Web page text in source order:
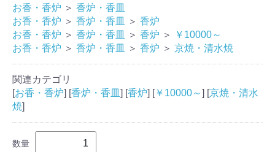
お香・香炉 ＞ 香炉・香皿
お香・香炉 ＞ 香炉・香皿 ＞ 香炉
お香・香炉 ＞ 香炉・香皿 ＞ 香炉 ＞
￥10000～
お香・香炉 ＞ 香炉・香皿 ＞ 香炉 ＞ 京焼・清水焼
関連カテゴリ
[お香・香炉] [香炉・香皿 ] [香炉] [￥10000～] [京焼・清水
焼]
数量